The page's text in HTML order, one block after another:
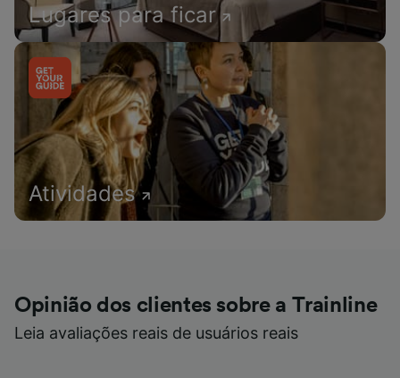
Lugares para ficar
Atividades
Opinião dos clientes sobre a Trainline
Leia avaliações reais de usuários reais